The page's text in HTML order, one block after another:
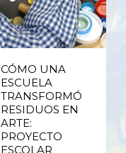
CÓMO UNA
ESCUELA
TRANSFORMÓ
RESIDUOS EN
ARTE:
PROYECTO
ESCOLAR